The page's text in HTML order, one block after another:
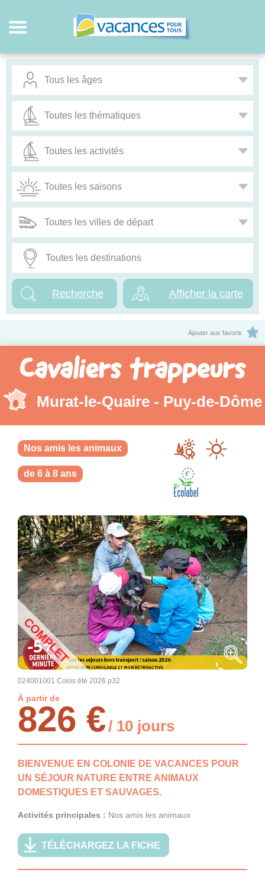
Afficher la carte
Ajouter aux favoris
Cavaliers trappeurs
Murat-le-Quaire - Puy-de-Dôme
Nos amis les animaux
de 6 à 8 ans
COMPLET
024001001 Colos été 2026 p32
À partir de
826 €/ 10 jours
BIENVENUE EN COLONIE DE VACANCES POUR
UN SÉJOUR NATURE ENTRE ANIMAUX
DOMESTIQUES ET SAUVAGES.
Activités principales : Nos amis les animaux
TÉLÉCHARGEZ LA FICHE